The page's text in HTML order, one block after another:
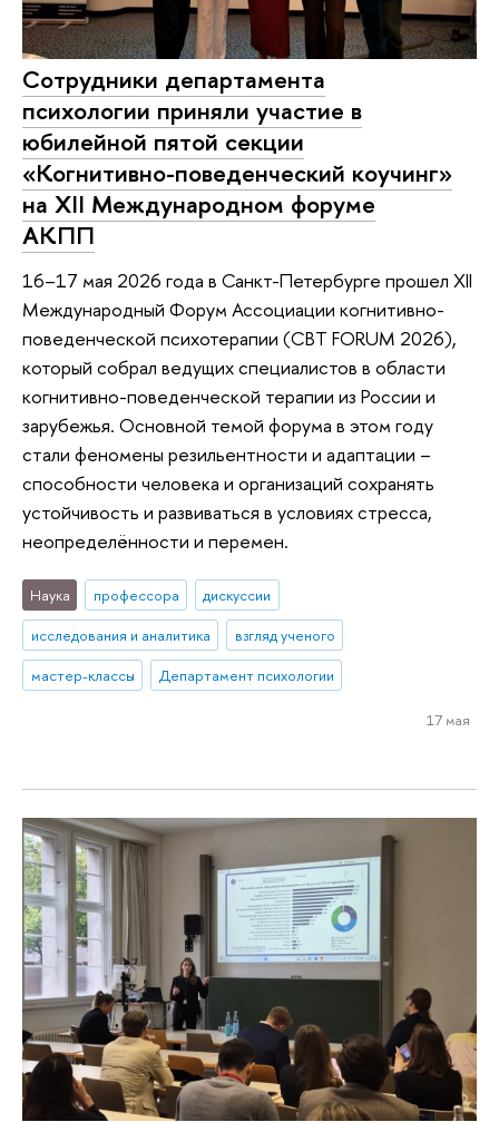
Сотрудники департамента
психологии приняли участие в
юбилейной пятой секции
«Когнитивно-поведенческий коучинг»
на XII Международном форуме
АКПП
16–17 мая 2026 года в Санкт-Петербурге прошел XII
Международный Форум Ассоциации когнитивно-
поведенческой психотерапии (CBT FORUM 2026),
который собрал ведущих специалистов в области
когнитивно-поведенческой терапии из России и
зарубежья. Основной темой форума в этом году
стали феномены резильентности и адаптации –
способности человека и организаций сохранять
устойчивость и развиваться в условиях стресса,
неопределённости и перемен.
Наука профессора
дискуссии
исследования и аналитика
взгляд ученого
мастер-классы
Департамент психологии
17 мая